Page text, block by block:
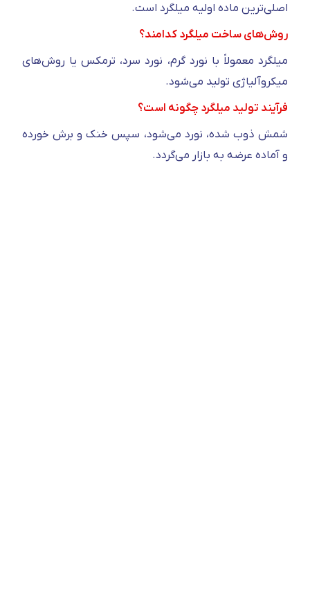
اصلی‌ترین ماده اولیه میلگرد است.
روش‌های ساخت میلگرد کدامند؟
میلگرد معمولاً با نورد گرم، نورد سرد، ترمکس یا روش‌های
میکروآلیاژی تولید می‌شود.
فرآیند تولید میلگرد چگونه است؟
شمش ذوب شده، نورد می‌شود، سپس خنک و برش خورده
و آماده عرضه به بازار می‌گردد.